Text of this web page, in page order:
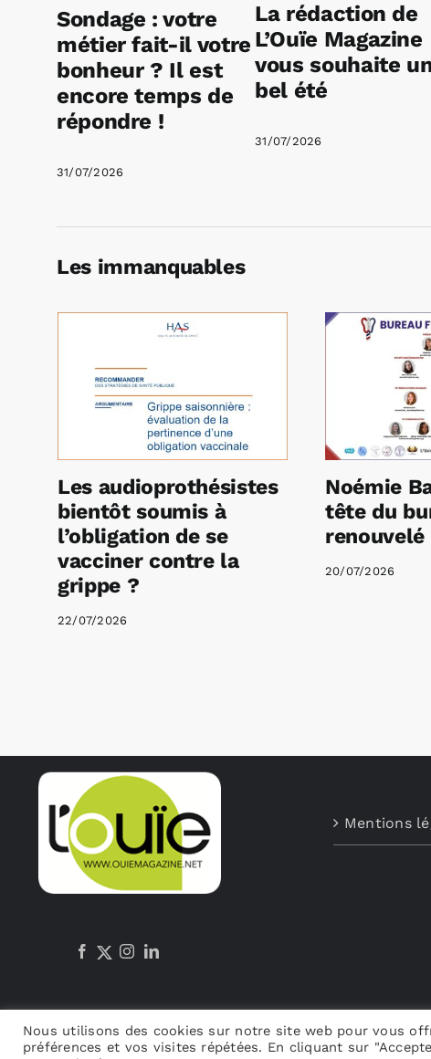
Sondage : votre
métier fait-il votre
bonheur ? Il est
encore temps de
répondre !
31/07/2026
La rédaction de
L’Ouïe Magazine
vous souhaite
bel été
31/07/2026
Les immanquables
Les audioprothésistes
bientôt soumis à
l’obligation de se
vacciner contre la
grippe ?
22/07/2026
Noémie
tête du
renouvelé
20/07/2026
Mentions
Nous utilisons des cookies sur notre site web pour vous
préférences et vos visites répétées. En cliquant sur